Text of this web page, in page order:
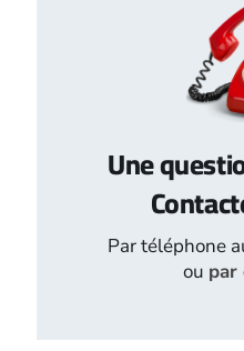
Une
Par téléphone
ou par